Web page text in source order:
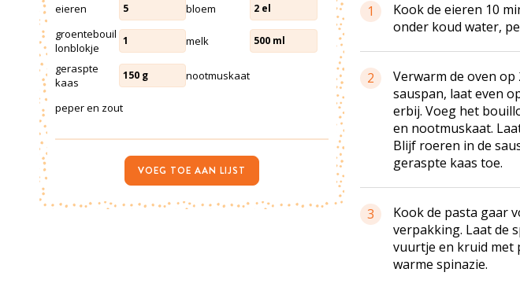
1
Kook de eieren 10
onder koud water,
2
Verwarm de oven op
sauspan, laat even
erbij. Voeg het
en nootmuskaat.
Blijf roeren in de
geraspte kaas toe.
3
Kook de pasta gaar
verpakking. Laat de
vuurtje en kruid met
warme spinazie.
eieren 5 bloem 2 el
groentebouil
lonblokje
1 melk 500 ml
geraspte
kaas
150 g nootmuskaat
peper en zout
VOEG TOE AAN LIJST